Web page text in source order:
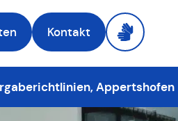
Kontakt
Appertshofen